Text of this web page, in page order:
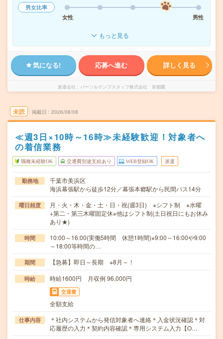
男女比率
女性
男性
もっと見る
気になる! 応募へ進む 詳しく見る
派遣会社 パーソルテンプスタッフ株式会社 首都圏
未読 掲載日 2026/08/08
≪週3日×10時～16時≫未経験歓迎！対象者へ
の着信業務
職種未経験OK 交通費別途支給あり WEB登録OK 派遣
勤務地
千葉市美浜区
海浜幕張駅から徒歩12分／幕張本郷駅から民間バス14分
曜日頻度
月・火・木・金・土・日・祝(週3日) ※シフト制 ※水曜
+第二・第三木曜固定休※他はシフト制(土日祝日にもお休み
あり★)
時間
10:00～16:00(実働5時間 休憩1時間)※9:00～16:00や9:00
～18:00等時間の…
期間 【急募】即日～長期 ※8月～！
時給 時給1600円 月収例 96,000円
交通費
全額支給
仕事内容
＊社内システムから発信対象者へ連絡＊入金状況確認＊対
応履歴の入力＊契約内容確認＊専用システム入力【O…